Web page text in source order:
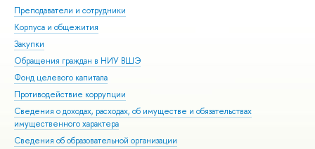
Преподаватели и сотрудники
Корпуса и общежития
Закупки
Обращения граждан в НИУ ВШЭ
Фонд целевого капитала
Противодействие коррупции
Сведения о доходах, расходах, об имуществе и обязательствах
имущественного характера
Сведения об образовательной организации